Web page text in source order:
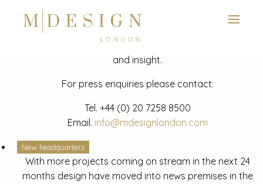
News
Latest mdesign development project and advisory news
and insight.
For press enquiries please contact:
Tel. +44 (0) 20 7258 8500
Email. info@mdesignlondon.com
New headquarters
With more projects coming on stream in the next 24
months design have moved into news premises in the